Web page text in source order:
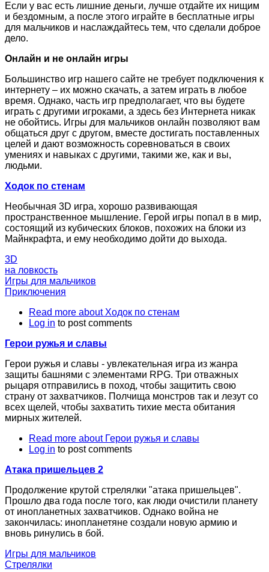
Если у вас есть лишние деньги, лучше отдайте их нищим
и бездомным, а после этого играйте в бесплатные игры
для мальчиков и наслаждайтесь тем, что сделали доброе
дело.
Онлайн и не онлайн игры
Большинство игр нашего сайте не требует подключения к
интернету – их можно скачать, а затем играть в любое
время. Однако, часть игр предполагает, что вы будете
играть с другими игроками, а здесь без Интернета никак
не обойтись. Игры для мальчиков онлайн позволяют вам
общаться друг с другом, вместе достигать поставленных
целей и дают возможность соревноваться в своих
умениях и навыках с другими, такими же, как и вы,
людьми.
Ходок по стенам
Необычная 3D игра, хорошо развивающая
пространственное мышление. Герой игры попал в в мир,
состоящий из кубических блоков, похожих на блоки из
Майнкрафта, и ему необходимо дойти до выхода.
3D
на ловкость
Игры для мальчиков
Приключения
Read more about Ходок по стенам
Log in to post comments
Герои ружья и славы
Герои ружья и славы - увлекательная игра из жанра
защиты башнями с элементами RPG. Три отважных
рыцаря отправились в поход, чтобы защитить свою
страну от захватчиков. Полчища монстров так и лезут со
всех щелей, чтобы захватить тихие места обитания
мирных жителей.
Read more about Герои ружья и славы
Log in to post comments
Атака пришельцев 2
Продолжение крутой стрелялки "атака пришельцев".
Прошло два года после того, как люди очистили планету
от инопланетных захватчиков. Однако война не
закончилась: инопланетяне создали новую армию и
вновь ринулись в бой.
Игры для мальчиков
Стрелялки